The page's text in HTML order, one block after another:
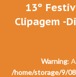
13º
Clipagem -
Warning:
/home/storage/9/